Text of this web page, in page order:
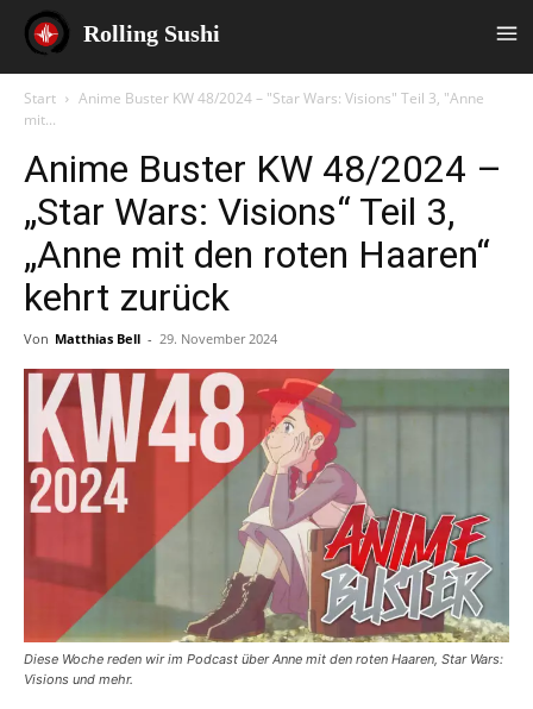
Rolling Sushi
Start
Anime Buster KW 48/2024 – "Star Wars: Visions" Teil 3, "Anne
mit...
Anime Buster KW 48/2024 –
„Star Wars: Visions“ Teil 3,
„Anne mit den roten Haaren“
kehrt zurück
Von Matthias Bell - 29. November 2024
Diese Woche reden wir im Podcast über Anne mit den roten Haaren, Star Wars:
Visions und mehr.